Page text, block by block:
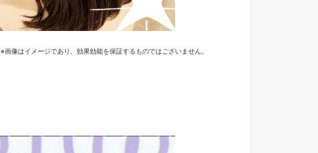
※画像はイメージであり、効果効能を保証するものではございません。